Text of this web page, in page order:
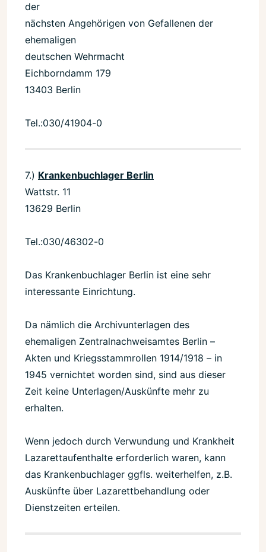
der
nächsten Angehörigen von Gefallenen der
ehemaligen
deutschen Wehrmacht
Eichborndamm 179
13403 Berlin
Tel.:030/41904-0
7.) Krankenbuchlager Berlin
Wattstr. 11
13629 Berlin
Tel.:030/46302-0
Das Krankenbuchlager Berlin ist eine sehr
interessante Einrichtung.
Da nämlich die Archivunterlagen des
ehemaligen Zentralnachweisamtes Berlin –
Akten und Kriegsstammrollen 1914/1918 – in
1945 vernichtet worden sind, sind aus dieser
Zeit keine Unterlagen/Auskünfte mehr zu
erhalten.
Wenn jedoch durch Verwundung und Krankheit
Lazarettaufenthalte erforderlich waren, kann
das Krankenbuchlager ggfls. weiterhelfen, z.B.
Auskünfte über Lazarettbehandlung oder
Dienstzeiten erteilen.